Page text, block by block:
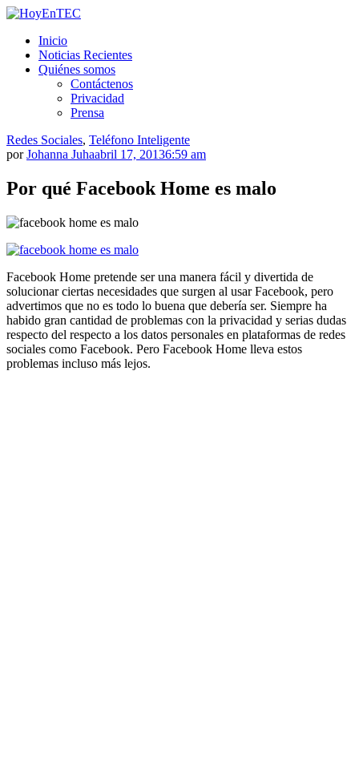
Saltar
contenido.
Inicio
Noticias Recientes
Quiénes somos
Contáctenos
Privacidad
Prensa
Redes Sociales, Teléfono Inteligente
porJohanna Juhaabril 17, 20136:59 am
Por qué Facebook Home es malo
Facebook Home pretende ser una manera fácil y divertida de
solucionar ciertas necesidades que surgen al usar Facebook, pero
advertimos que no es todo lo buena que debería ser. Siempre ha
habido gran cantidad de problemas con la privacidad y serias dudas
respecto del respecto a los datos personales en plataformas de redes
sociales como Facebook. Pero Facebook Home lleva estos
problemas incluso más lejos.